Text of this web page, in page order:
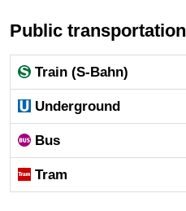
Public transportation
Train (S-Bahn)
Underground
Bus
Tram